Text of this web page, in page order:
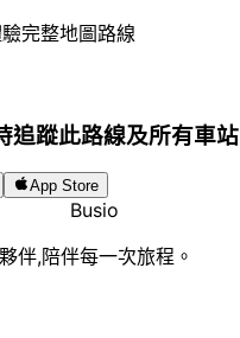
完整地圖路線
追蹤此路線及所有車站
App Store
Busio
伴,陪伴每一次旅程。